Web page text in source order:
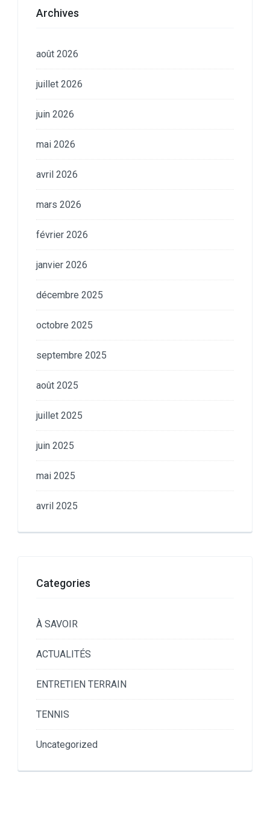
Archives
août 2026
juillet 2026
juin 2026
mai 2026
avril 2026
mars 2026
février 2026
janvier 2026
décembre 2025
octobre 2025
septembre 2025
août 2025
juillet 2025
juin 2025
mai 2025
avril 2025
Categories
À SAVOIR
ACTUALITÉS
ENTRETIEN TERRAIN
TENNIS
Uncategorized